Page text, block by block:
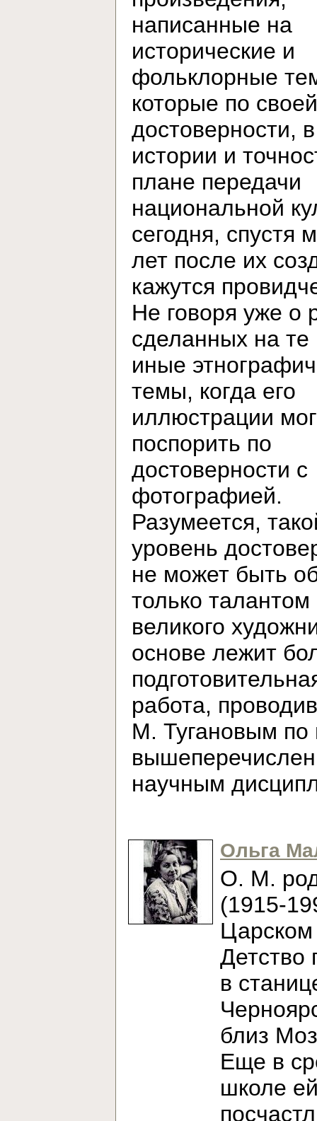
написанные на
исторические и
фольклорные
которые по своей
достоверности,
истории и
плане передачи
национальной
сегодня, спустя
лет после их
кажутся
Не говоря уже о
сделанных на те
иные
темы, когда его
иллюстрации
поспорить по
достоверности с
фотографией.
Разумеется,
уровень
не может быть
только талантом
великого
основе лежит
работа,
М. Тугановым по
научным
Ольга
О. М.
(1915-
Детство
в
близ
Еще в
школе